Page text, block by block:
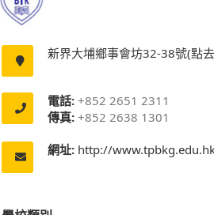
新界大埔鄉事會坊32-38號(點
電話: +852 2651 2311
傳真: +852 2638 1301
網址: http://